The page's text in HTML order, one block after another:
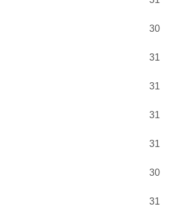
30
31
31
31
31
30
31